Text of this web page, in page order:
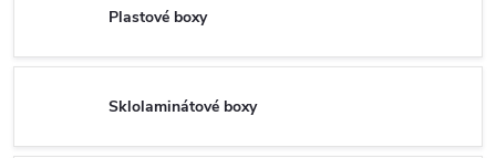
Plastové boxy
Sklolaminátové boxy